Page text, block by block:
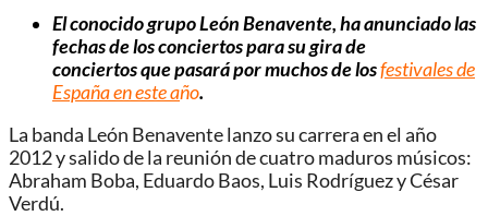
El conocido grupo León Benavente, ha anunciado las
fechas de los conciertos para su gira de
conciertos que pasará por muchos de losfestivales de
España en este año.
La banda León Benavente lanzo su carrera en el año
2012 y salido de la reunión de cuatro maduros músicos:
Abraham Boba, Eduardo Baos, Luis Rodríguez y César
Verdú.